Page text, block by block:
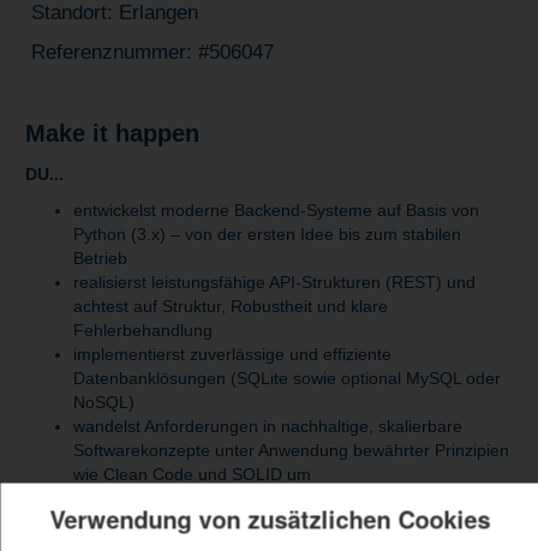
Verwendung von zusätzlichen Cookies
Standort: Erlangen
Referenznummer: #506047
Make it happen
DU...
entwickelst moderne Backend-Systeme auf Basis von
Python (3.x) – von der ersten Idee bis zum stabilen
Betrieb
realisierst leistungsfähige API-Strukturen (REST) und
achtest auf Struktur, Robustheit und klare
Fehlerbehandlung
implementierst zuverlässige und effiziente
Datenbanklösungen (SQLite sowie optional MySQL oder
NoSQL)
wandelst Anforderungen in nachhaltige, skalierbare
Softwarekonzepte unter Anwendung bewährter Prinzipien
wie Clean Code und SOLID um
Performance, Stabilität und Wartbarkeit